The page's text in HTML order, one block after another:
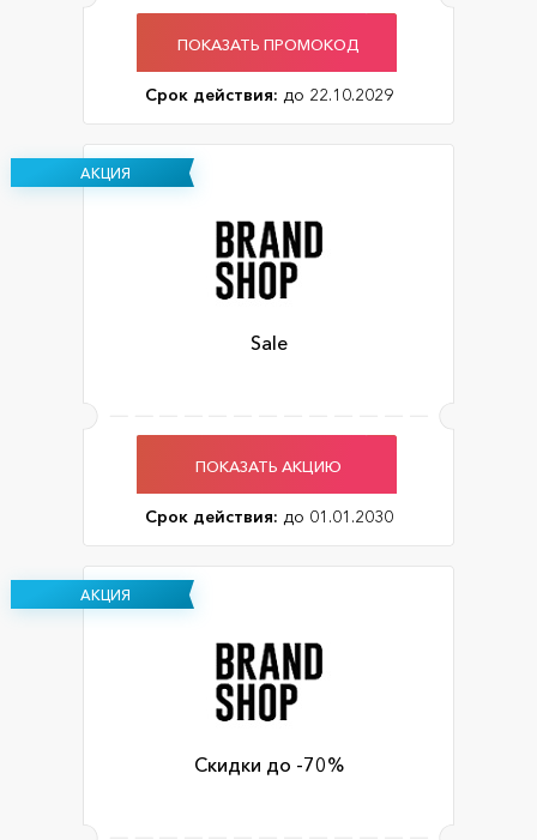
ПОКАЗАТЬ ПРОМОКОД
Срок действия: до 22.10.2029
АКЦИЯ
Sale
ПОКАЗАТЬ АКЦИЮ
Срок действия: до 01.01.2030
АКЦИЯ
Скидки до -70%